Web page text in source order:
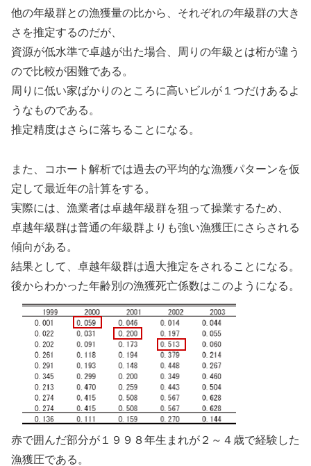
他の年級群との漁獲量の比から、それぞれの年級群の大き
さを推定するのだが、
資源が低水準で卓越が出た場合、周りの年級とは桁が違う
ので比較が困難である。
周りに低い家ばかりのところに高いビルが１つだけあるよ
うなものである。
推定精度はさらに落ちることになる。
また、コホート解析では過去の平均的な漁獲パターンを仮
定して最近年の計算をする。
実際には、漁業者は卓越年級群を狙って操業するため、
卓越年級群は普通の年級群よりも強い漁獲圧にさらされる
傾向がある。
結果として、卓越年級群は過大推定をされることになる。
後からわかった年齢別の漁獲死亡係数はこのようになる。
赤で囲んだ部分が１９９８年生まれが２～４歳で経験した
漁獲圧である。